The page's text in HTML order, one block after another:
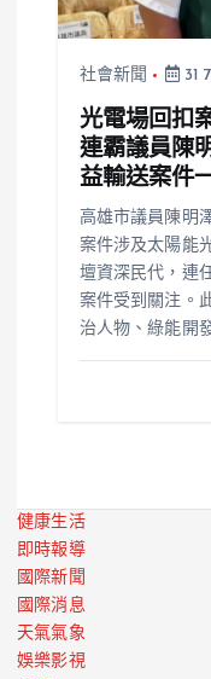
社會新聞 31
光電場回扣
連霸議員陳
益輸送案件
高雄市議員陳明
案件涉及太陽能
壇資深民代，連
案件受到關注。
治人物、綠能開
健康生活
即時報導
國際新聞
國際消息
天氣氣象
娛樂影視